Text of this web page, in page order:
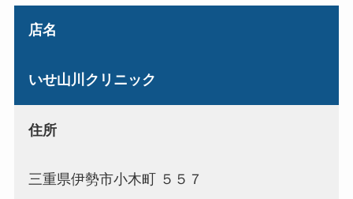
店名
いせ山川クリニック
住所
三重県伊勢市小木町 ５５７